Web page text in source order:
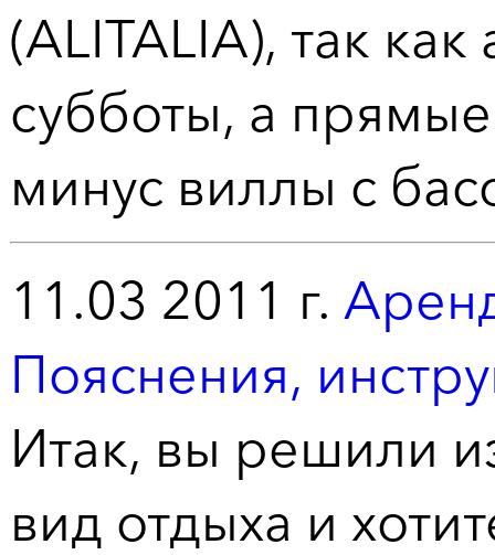
(ALITALIA), так
субботы, а
минус виллы с
11.03 2011 г.
Пояснения,
Итак, вы решили
вид отдыха и